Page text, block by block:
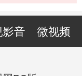
影音 微视频